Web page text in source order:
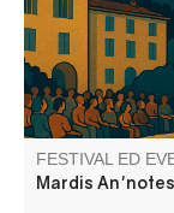
convivialité,
FESTIVAL ED
Mardis